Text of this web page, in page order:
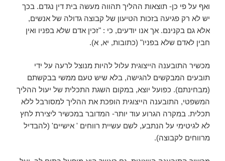
ואף על פי כן- תוצאות ההליך תהווה מעשה בית דין נגדם. בכך
יש לא רק פגיעה בזכות הטיעון של קבוצה גדולה של אנשים,
אלא גם בקנינם. אך אנו יודעים, כי : "זכין אדם שלא בפניו ואין
חבין לאדם שלא בפניו" (כתובות, יא, א).
מכשיר התובענה הייצוגית עלול להיות מנוצל לרעה על ידי
תובעים המבקשים להגישה, בלא שיש טעם ממשי בבקשתם
(מבחינתם). כפועל יוצא, במקום השגת התכלית של יעול ההליך
המשפטי, התובענה הייצוגית הופכת את ההליך למסורבל ללא
תכלית. במקרה הגרוע עוד יותר- המדובר במכשיר ליצירת לחץ
לא לגיטימי על הנתבע, לשם עשיית רווחים ' אישיים' (להבדיל
מרווחים לקבוצה).